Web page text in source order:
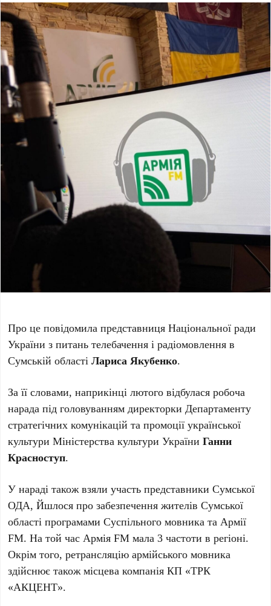
Про це повідомила представниця Національної ради
України з питань телебачення і радіомовлення в
Сумській областіЛариса Якубенко.
За її словами, наприкінці лютого відбулася робоча
нарада під головуванням директорки Департаменту
стратегічних комунікацій та промоції української
культури Міністерства культури УкраїниГанни
Красноступ.
У нараді також взяли участь представники Сумської
ОДА, Йшлося про забезпечення жителів Сумської
області програмами Суспільного мовника та Армії
FM. На той час Армія FM мала 3 частоти в регіоні.
Окрім того, ретрансляцію армійського мовника
здійснює також місцева компанія КП «ТРК
«АКЦЕНТ».